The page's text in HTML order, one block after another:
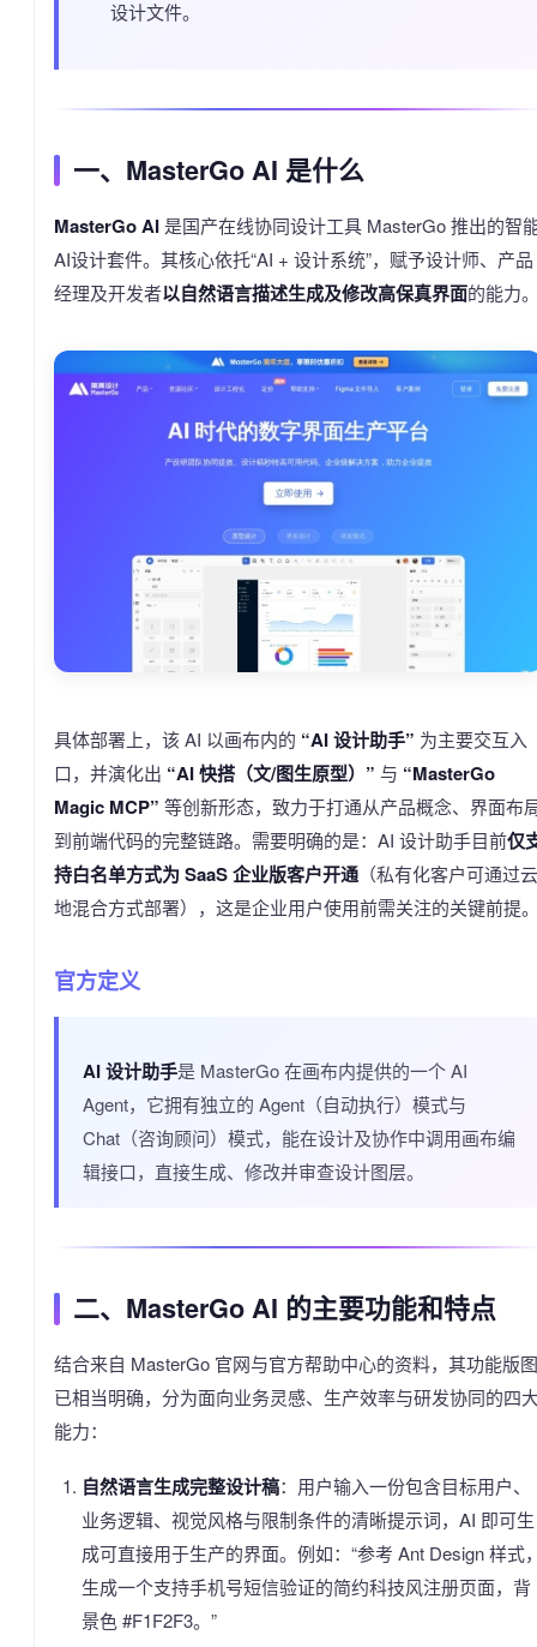
设计文件。
一、MasterGo AI 是什么
MasterGo AI是国产在线协同设计工具 MasterGo 推出的智
AI设计套件。其核心依托“AI + 设计系统”，赋予设计师、产品
经理及开发者以自然语言描述生成及修改高保真界面的能力
具体部署上，该 AI 以画布内的 “AI 设计助手” 为主要交互入
口，并演化出 “AI 快搭（文/图生原型）” 与 “MasterGo
Magic MCP” 等创新形态，致力于打通从产品概念、界面布
到前端代码的完整链路。需要明确的是：AI 设计助手目前仅
持白名单方式为 SaaS 企业版客户开通（私有化客户可通过云
地混合方式部署），这是企业用户使用前需关注的关键前提
官方定义
AI 设计助手是 MasterGo 在画布内提供的一个 AI
Agent，它拥有独立的 Agent（自动执行）模式与
Chat（咨询顾问）模式，能在设计及协作中调用画布编
辑接口，直接生成、修改并审查设计图层。
二、MasterGo AI 的主要功能和特点
结合来自 MasterGo 官网与官方帮助中心的资料，其功能版图
已相当明确，分为面向业务灵感、生产效率与研发协同的四
能力：
自然语言生成完整设计稿：用户输入一份包含目标用户、
业务逻辑、视觉风格与限制条件的清晰提示词，AI 即可生
成可直接用于生产的界面。例如：“参考 Ant Design 样式
生成一个支持手机号短信验证的简约科技风注册页面，背
景色 #F1F2F3。”